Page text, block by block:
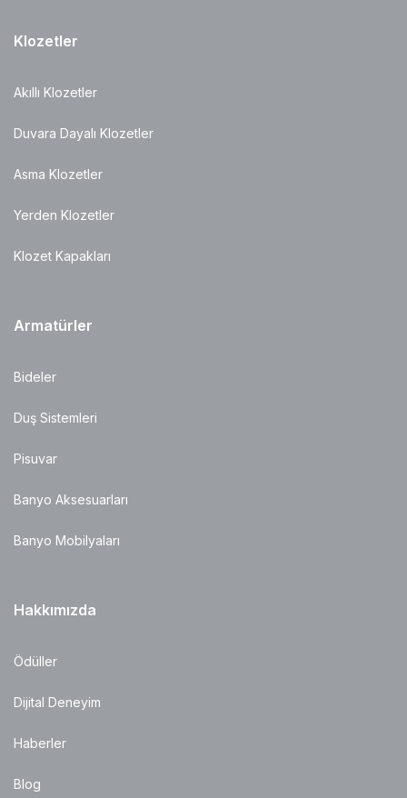
Klozetler
Akıllı Klozetler
Duvara Dayalı Klozetler
Asma Klozetler
Yerden Klozetler
Klozet Kapakları
Armatürler
Bideler
Duş Sistemleri
Pisuvar
Banyo Aksesuarları
Banyo Mobilyaları
Hakkımızda
Ödüller
Dijital Deneyim
Haberler
Blog